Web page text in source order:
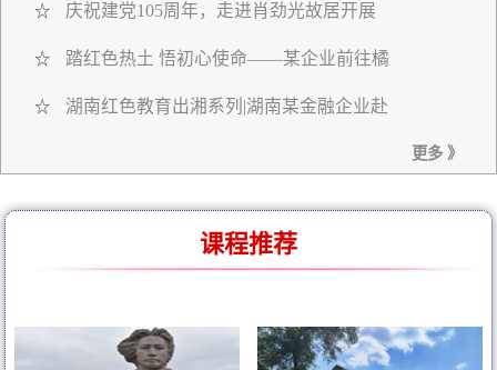
☆ 庆祝建党105周年，走进肖劲光故居开展
☆ 踏红色热土 悟初心使命——某企业前往橘
☆ 湖南红色教育出湘系列|湖南某金融企业赴
更多 》
课程推荐